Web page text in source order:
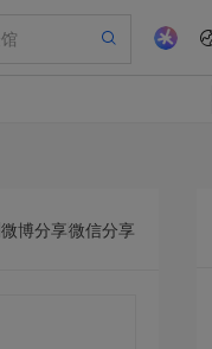
微博分享微信分享